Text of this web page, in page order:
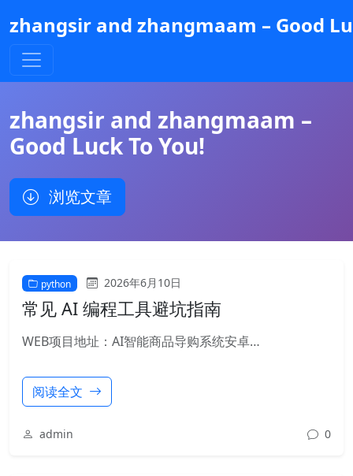
到
主
内
zhangsir and zhangmaam – Good
zhangsir and zhangmaam –
Good Luck To You!
浏览文章
python 2026年6月10日
常见 AI 编程工具避坑指南
WEB项目地址：AI智能商品导购系统安卓…
阅读全文
admin 0